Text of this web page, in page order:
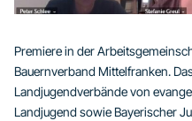
Premiere in der
Bauernverband Mittelfranken.
Landjugendverbände von
Landjugend sowie Bayerischer